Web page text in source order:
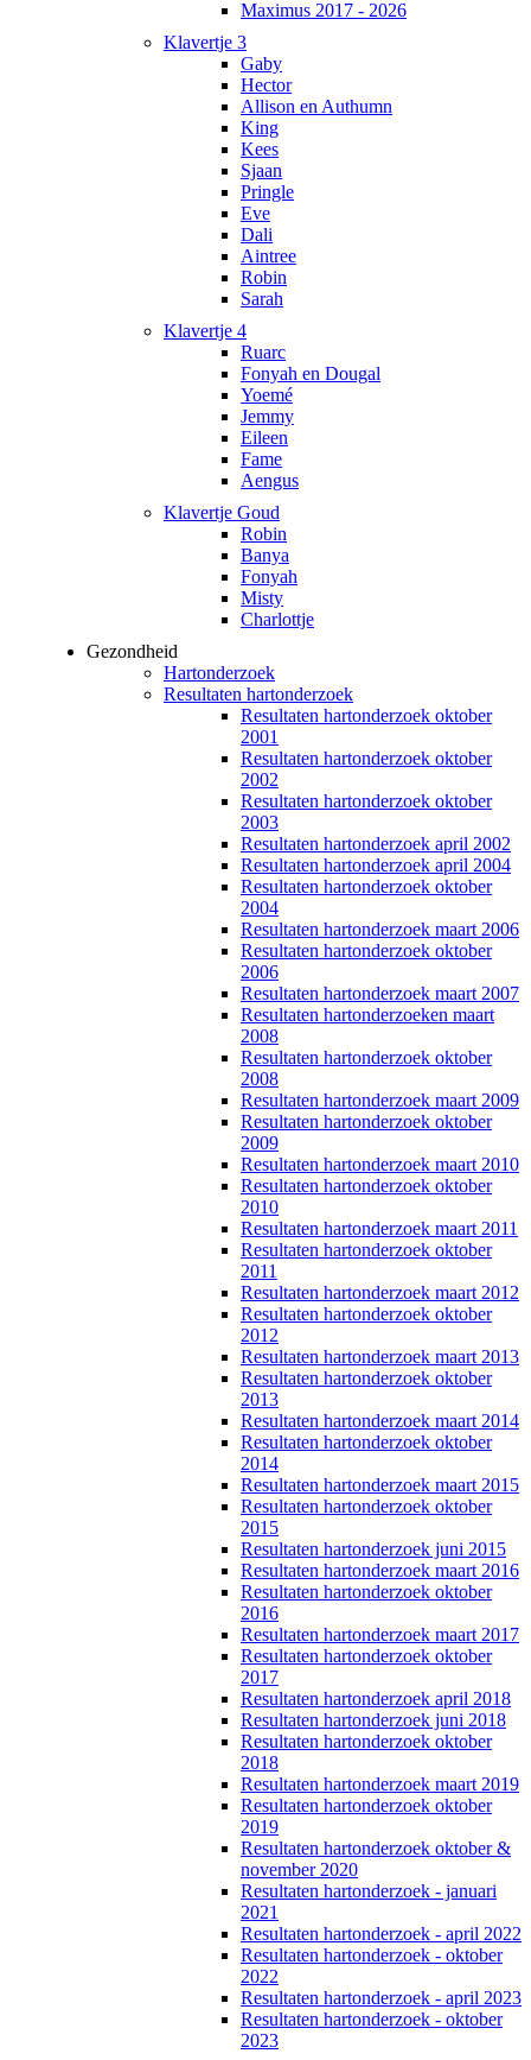
Maximus 2017 - 2026
Klavertje 3
Gaby
Hector
Allison en Authumn
King
Kees
Sjaan
Pringle
Eve
Dali
Aintree
Robin
Sarah
Klavertje 4
Ruarc
Fonyah en Dougal
Yoemé
Jemmy
Eileen
Fame
Aengus
Klavertje Goud
Robin
Banya
Fonyah
Misty
Charlottje
Gezondheid
Hartonderzoek
Resultaten hartonderzoek
Resultaten hartonderzoek oktober
2001
Resultaten hartonderzoek oktober
2002
Resultaten hartonderzoek oktober
2003
Resultaten hartonderzoek april 2002
Resultaten hartonderzoek april 2004
Resultaten hartonderzoek oktober
2004
Resultaten hartonderzoek maart 2006
Resultaten hartonderzoek oktober
2006
Resultaten hartonderzoek maart 2007
Resultaten hartonderzoeken maart
2008
Resultaten hartonderzoek oktober
2008
Resultaten hartonderzoek maart 2009
Resultaten hartonderzoek oktober
2009
Resultaten hartonderzoek maart 2010
Resultaten hartonderzoek oktober
2010
Resultaten hartonderzoek maart 2011
Resultaten hartonderzoek oktober
2011
Resultaten hartonderzoek maart 2012
Resultaten hartonderzoek oktober
2012
Resultaten hartonderzoek maart 2013
Resultaten hartonderzoek oktober
2013
Resultaten hartonderzoek maart 2014
Resultaten hartonderzoek oktober
2014
Resultaten hartonderzoek maart 2015
Resultaten hartonderzoek oktober
2015
Resultaten hartonderzoek juni 2015
Resultaten hartonderzoek maart 2016
Resultaten hartonderzoek oktober
2016
Resultaten hartonderzoek maart 2017
Resultaten hartonderzoek oktober
2017
Resultaten hartonderzoek april 2018
Resultaten hartonderzoek juni 2018
Resultaten hartonderzoek oktober
2018
Resultaten hartonderzoek maart 2019
Resultaten hartonderzoek oktober
2019
Resultaten hartonderzoek oktober &
november 2020
Resultaten hartonderzoek - januari
2021
Resultaten hartonderzoek - april 2022
Resultaten hartonderzoek - oktober
2022
Resultaten hartonderzoek - april 2023
Resultaten hartonderzoek - oktober
2023